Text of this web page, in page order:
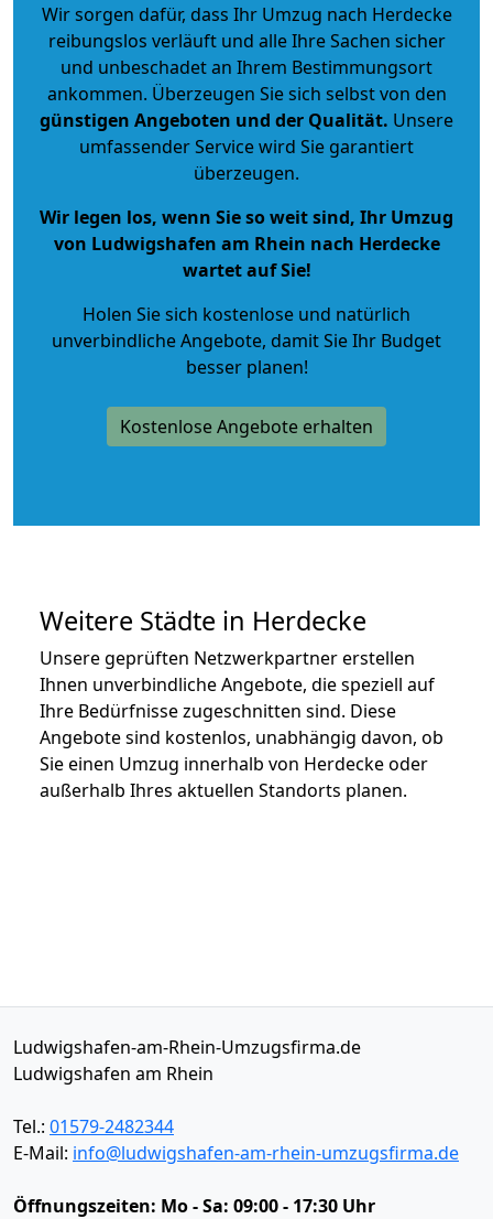
Wir sorgen dafür, dass Ihr Umzug nach Herdecke
reibungslos verläuft und alle Ihre Sachen sicher
und unbeschadet an Ihrem Bestimmungsort
ankommen. Überzeugen Sie sich selbst von den
günstigen Angeboten und der Qualität. Unsere
umfassender Service wird Sie garantiert
überzeugen.
Wir legen los, wenn Sie so weit sind, Ihr Umzug
von Ludwigshafen am Rhein nach Herdecke
wartet auf Sie!
Holen Sie sich kostenlose und natürlich
unverbindliche Angebote, damit Sie Ihr Budget
besser planen!
Kostenlose Angebote erhalten
Weitere Städte in Herdecke
Unsere geprüften Netzwerkpartner erstellen
Ihnen unverbindliche Angebote, die speziell auf
Ihre Bedürfnisse zugeschnitten sind. Diese
Angebote sind kostenlos, unabhängig davon, ob
Sie einen Umzug innerhalb von Herdecke oder
außerhalb Ihres aktuellen Standorts planen.
Ludwigshafen-am-Rhein-Umzugsfirma.de
Ludwigshafen am Rhein
Tel.: 01579-2482344
E-Mail: info@ludwigshafen-am-rhein-umzugsfirma.de
Öffnungszeiten: Mo - Sa: 09:00 - 17:30 Uhr